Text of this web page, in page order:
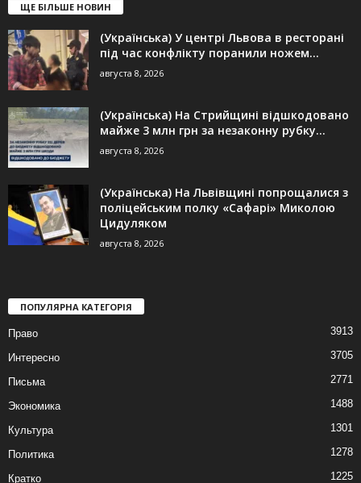
ЩЕ БІЛЬШЕ НОВИН
(Українська) У центрі Львова в ресторані
під час конфлікту поранили ножем...
августа 8, 2026
(Українська) На Стрийщині відшкодовано
майже 3 млн грн за незаконну рубку...
августа 8, 2026
(Українська) На Львівщині попрощалися з
поліцейським полку «Сафарі» Миколою
Цидуляком
августа 8, 2026
ПОПУЛЯРНА КАТЕГОРІЯ
Право 3913
Интересно 3705
Письма 2771
Экономика 1488
Культура 1301
Политика 1278
Кратко 1225